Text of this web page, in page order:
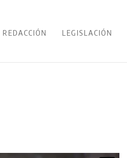
REDACCIÓN LEGISLACIÓN